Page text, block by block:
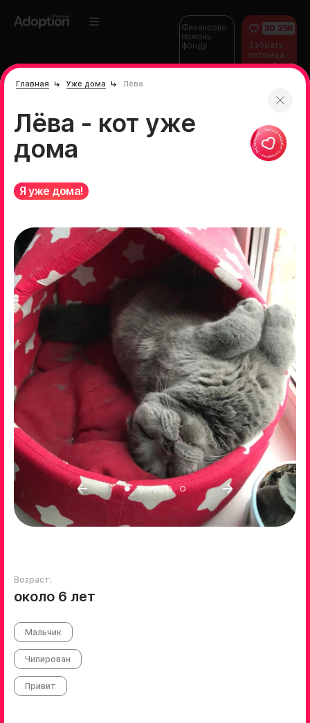
Финансово
помочь
фонду
30 256
Забрать
питомца
домой
Главная Уже дома Лёва
Лёва - кот уже
дома
Я уже дома!
Возраст:
около 6 лет
Мальчик
Чипирован
Привит